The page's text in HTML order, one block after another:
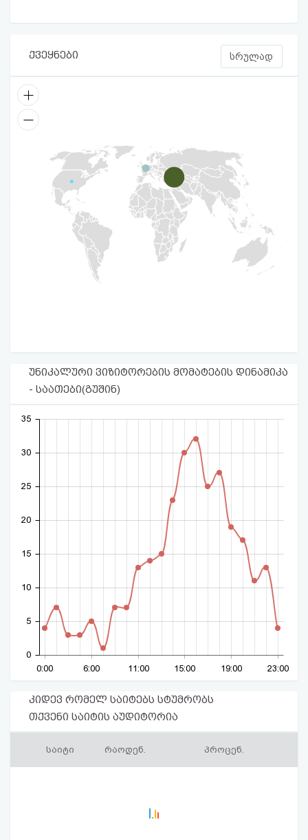
ქვეყნები სრულად
უნიკალური ვიზიტორების მომატების დინამიკა
- საათები(გუშინ)
0:00 6:00 11:00 15:00 19:00 23:00
0
5
10
15
20
25
30
35
კიდევ რომელ საიტებს სტუმრობს
თქვენი საიტის აუდიტორია
საიტი რაოდენ. პროცენ.